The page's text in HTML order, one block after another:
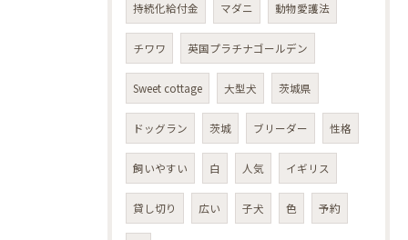
持続化給付金 マダニ 動物愛護法
チワワ 英国プラチナゴールデン
Sweet cottage 大型犬 茨城県
ドッグラン 茨城 ブリーダー 性格
飼いやすい 白 人気 イギリス
貸し切り 広い 子犬 色 予約